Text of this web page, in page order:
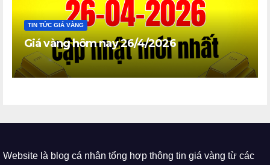
TIN TỨC GIÁ VÀNG
Giá vàng hôm nay 26/4/2026
Website là blog cá nhân tổng hợp thông tin giá vàng từ các